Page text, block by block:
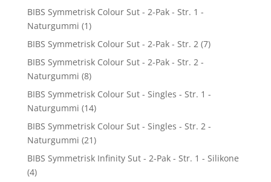
BIBS Symmetrisk Colour Sut - 2-Pak - Str. 1 -
Naturgummi (1)
BIBS Symmetrisk Colour Sut - 2-Pak - Str. 2 (7)
BIBS Symmetrisk Colour Sut - 2-Pak - Str. 2 -
Naturgummi (8)
BIBS Symmetrisk Colour Sut - Singles - Str. 1 -
Naturgummi (14)
BIBS Symmetrisk Colour Sut - Singles - Str. 2 -
Naturgummi (21)
BIBS Symmetrisk Infinity Sut - 2-Pak - Str. 1 - Silikone
(4)